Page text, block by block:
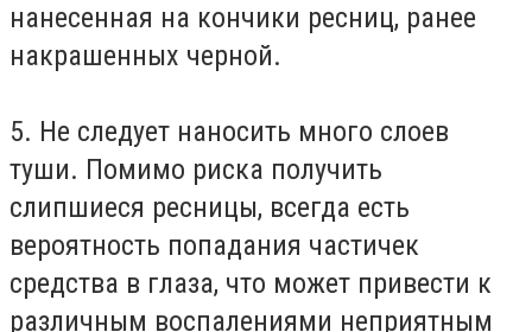
нанесенная на кончики ресниц, ранее
накрашенных черной.
5. Не следует наносить много слоев
туши. Помимо риска получить
слипшиеся ресницы, всегда есть
вероятность попадания частичек
средства в глаза, что может привести к
различным воспалениями неприятным